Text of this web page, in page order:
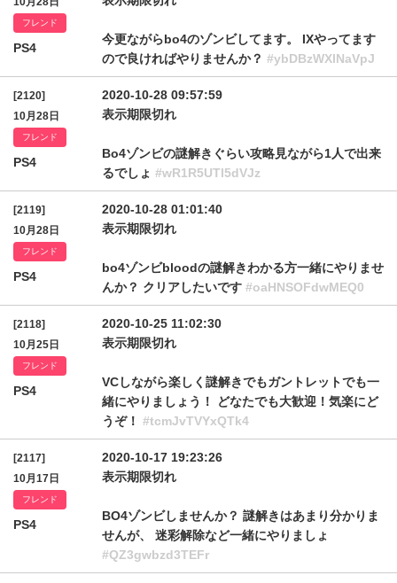
フレンド
PS4
今更ながらbo4のゾンビしてます。 IXやってます
ので良ければやりませんか？ #ybDBzWXlNaVpJ
[2120]
10月28日
フレンド
PS4
2020-10-28 09:57:59
表示期限切れ
Bo4ゾンビの謎解きぐらい攻略見ながら1人で出来
るでしょ #wR1R5UTl5dVJz
[2119]
10月28日
フレンド
PS4
2020-10-28 01:01:40
表示期限切れ
bo4ゾンビbloodの謎解きわかる方一緒にやりませ
んか？ クリアしたいです #oaHNSOFdwMEQ0
[2118]
10月25日
フレンド
PS4
2020-10-25 11:02:30
表示期限切れ
VCしながら楽しく謎解きでもガントレットでも一
緒にやりましょう！ どなたでも大歓迎！気楽にど
うぞ！ #tcmJvTVYxQTk4
[2117]
10月17日
フレンド
PS4
2020-10-17 19:23:26
表示期限切れ
BO4ゾンビしませんか？ 謎解きはあまり分かりま
せんが、 迷彩解除など一緒にやりましょ
#QZ3gwbzd3TEFr